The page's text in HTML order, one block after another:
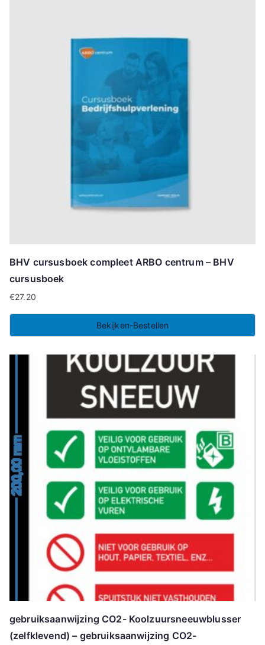
BHV cursusboek compleet ARBO centrum – BHV
cursusboek
€27.20
Bekijken-Bestellen
gebruiksaanwijzing CO2- Koolzuursneeuwblusser
(zelfklevend) – gebruiksaanwijzing CO2-